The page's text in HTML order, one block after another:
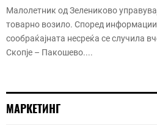
Малолетник од Зелениково
товарно возило. Според
сообраќајната несреќа се случила
Скопје – Пакошево....
МАРКЕТИНГ